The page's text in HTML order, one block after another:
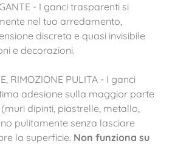
- I ganci trasparenti si
nel tuo arredamento,
discreta e quasi invisibile
e decorazioni.
RIMOZIONE PULITA - I ganci
adesione sulla maggior parte
dipinti, piastrelle, metallo,
pulitamente senza lasciare
la superficie. Non funziona su